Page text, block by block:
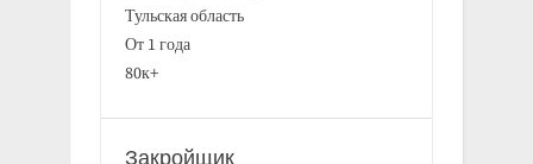
Тульская область
От 1 года
80к+
Закройщик